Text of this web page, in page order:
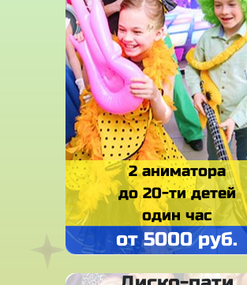
2 аниматора
до 20-ти детей
один час
от 5000 руб.